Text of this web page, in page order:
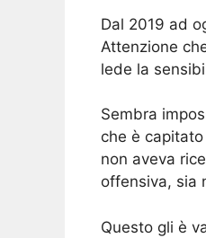
Dal 2019 ad
Attenzione
lede la
Sembra
che è
non aveva
offensiva, sia
Questo gli è